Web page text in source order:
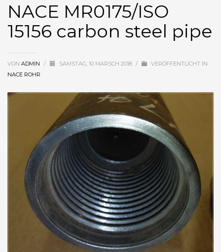
NACE MR0175/ISO
15156 carbon steel pipe
VON ADMIN / SAMSTAG, 10 MARSCH 2018 /
VERÖFFENTLICHT IN
NACE ROHR